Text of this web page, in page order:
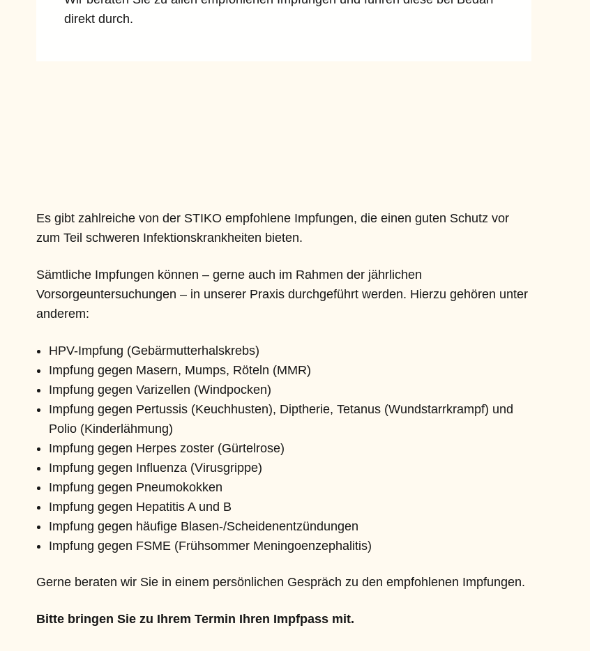
direkt durch.
Es gibt zahlreiche von der STIKO empfohlene Impfungen, die einen guten Schutz vor
zum Teil schweren Infektionskrankheiten bieten.
Sämtliche Impfungen können – gerne auch im Rahmen der jährlichen
Vorsorgeuntersuchungen – in unserer Praxis durchgeführt werden. Hierzu gehören unter
anderem:
HPV-Impfung (Gebärmutterhalskrebs)
Impfung gegen Masern, Mumps, Röteln (MMR)
Impfung gegen Varizellen (Windpocken)
Impfung gegen Pertussis (Keuchhusten), Diptherie, Tetanus (Wundstarrkrampf) und
Polio (Kinderlähmung)
Impfung gegen Herpes zoster (Gürtelrose)
Impfung gegen Influenza (Virusgrippe)
Impfung gegen Pneumokokken
Impfung gegen Hepatitis A und B
Impfung gegen häufige Blasen-/Scheidenentzündungen
Impfung gegen FSME (Frühsommer Meningoenzephalitis)
Gerne beraten wir Sie in einem persönlichen Gespräch zu den empfohlenen Impfungen.
Bitte bringen Sie zu Ihrem Termin Ihren Impfpass mit.